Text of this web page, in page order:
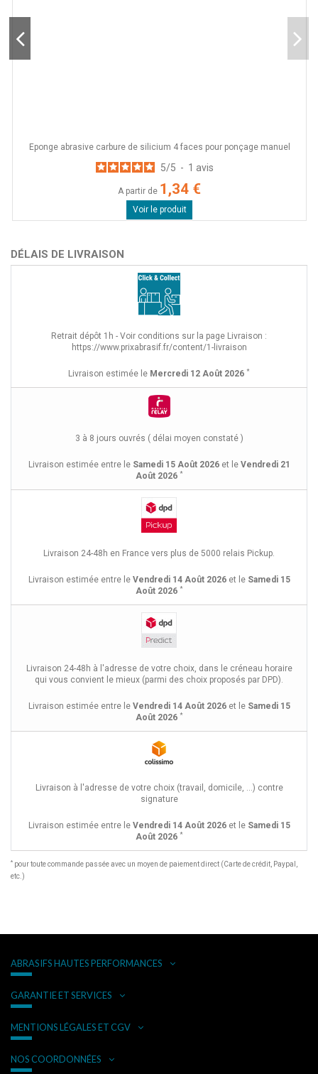
Eponge abrasive carbure de silicium 4 faces pour ponçage manuel
5/5 - 1 avis
A partir de 1,34 €
Voir le produit
DÉLAIS DE LIVRAISON
Retrait dépôt 1h - Voir conditions sur la page Livraison :
https://www.prixabrasif.fr/content/1-livraison
Livraison estimée le Mercredi 12 Août 2026 *
3 à 8 jours ouvrés ( délai moyen constaté )
Livraison estimée entre le Samedi 15 Août 2026et le Vendredi 21
Août 2026 *
Livraison 24-48h en France vers plus de 5000 relais Pickup.
Livraison estimée entre le Vendredi 14 Août 2026et le Samedi 15
Août 2026 *
Livraison 24-48h à l'adresse de votre choix, dans le créneau horaire
qui vous convient le mieux (parmi des choix proposés par DPD).
Livraison estimée entre le Vendredi 14 Août 2026et le Samedi 15
Août 2026 *
Livraison à l'adresse de votre choix (travail, domicile, ...) contre
signature
Livraison estimée entre le Vendredi 14 Août 2026et le Samedi 15
Août 2026 *
* pour toute commande passée avec un moyen de paiement direct (Carte de crédit, Paypal,
etc.)
ABRASIFS HAUTES PERFORMANCES
GARANTIE ET SERVICES
MENTIONS LÉGALES ET CGV
NOS COORDONNÉES